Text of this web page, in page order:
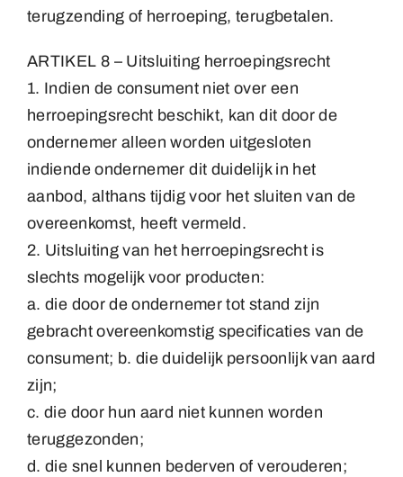
terugzending of herroeping, terugbetalen.
ARTIKEL 8 – Uitsluiting herroepingsrecht
1. Indien de consument niet over een
herroepingsrecht beschikt, kan dit door de
ondernemer alleen worden uitgesloten
indiende ondernemer dit duidelijk in het
aanbod, althans tijdig voor het sluiten van de
overeenkomst, heeft vermeld.
2. Uitsluiting van het herroepingsrecht is
slechts mogelijk voor producten:
a. die door de ondernemer tot stand zijn
gebracht overeenkomstig specificaties van de
consument; b. die duidelijk persoonlijk van aard
zijn;
c. die door hun aard niet kunnen worden
teruggezonden;
d. die snel kunnen bederven of verouderen;